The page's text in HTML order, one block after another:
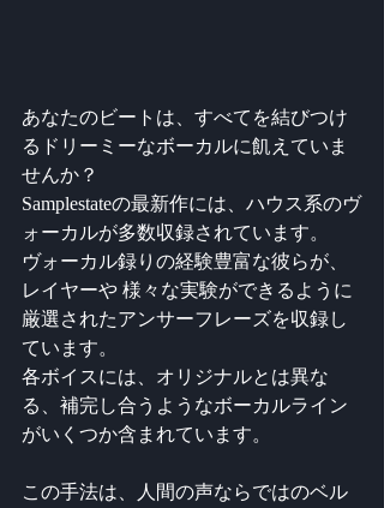
あなたのビートは、すべてを結びつけ
るドリーミーなボーカルに飢えていま
せんか？
Samplestateの最新作には、ハウス系のヴ
ォーカルが多数収録されています。
ヴォーカル録りの経験豊富な彼らが、
レイヤーや 様々な実験ができるように
厳選されたアンサーフレーズを収録し
ています。
各ボイスには、オリジナルとは異な
る、補完し合うようなボーカルライン
がいくつか含まれています。
この手法は、人間の声ならではのベル